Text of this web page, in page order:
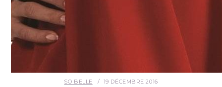
SO BELLE 19 DÉCEMBRE 2016